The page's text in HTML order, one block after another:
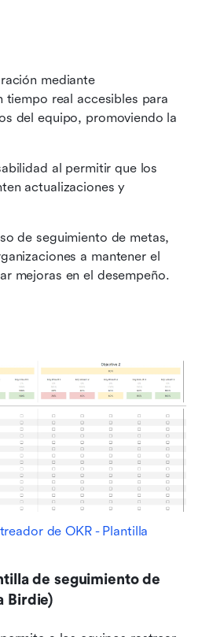
mediante
tiempo real accesibles para
del equipo, promoviendo la
al permitir que los
actualizaciones y
de seguimiento de metas,
a mantener el
mejoras en el desempeño.
de OKR - Plantilla
de seguimiento de
Birdie)